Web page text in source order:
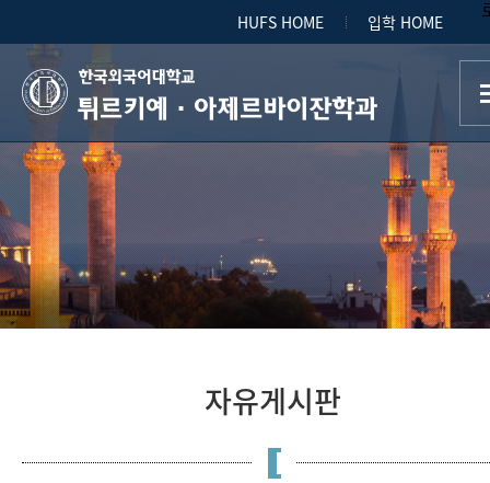
HUFS HOME 입학 HOME
튀르키예·아제르바이잔학과
자유게시판